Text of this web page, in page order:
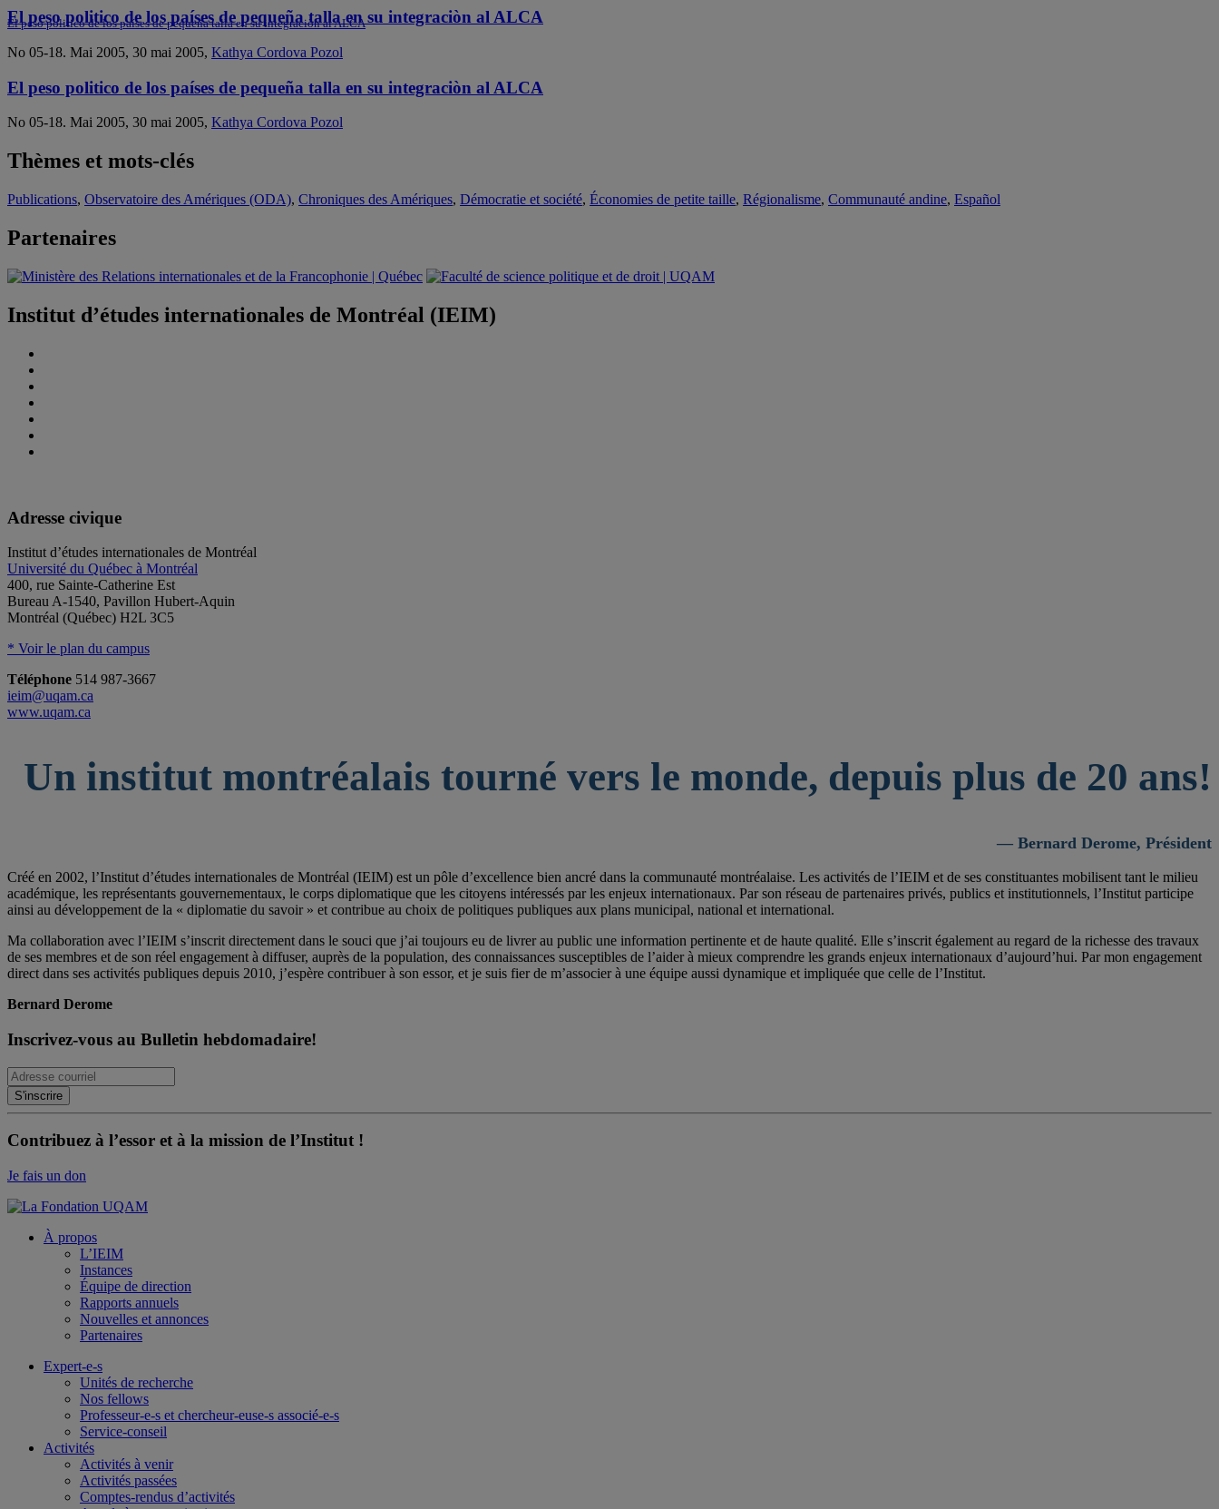
El peso politico de los países de pequeña talla en su integraciòn al ALCA
El peso politico de los países de pequeña talla en su integraciòn al ALCA
No 05-18. Mai 2005, 30 mai 2005, Kathya Cordova Pozol
El peso politico de los países de pequeña talla en su integraciòn al ALCA
No 05-18. Mai 2005, 30 mai 2005, Kathya Cordova Pozol
Thèmes et mots-clés
Publications, Observatoire des Amériques (ODA), Chroniques des Amériques, Démocratie et société, Économies de petite taille, Régionalisme, Communauté andine, Español
Partenaires
Institut d’études internationales de Montréal (IEIM)
Adresse civique
Institut d’études internationales de Montréal
Université du Québec à Montréal
400, rue Sainte-Catherine Est
Bureau A-1540, Pavillon Hubert-Aquin
Montréal (Québec) H2L 3C5
* Voir le plan du campus
Téléphone 514 987-3667
ieim@uqam.ca
www.uqam.ca
Un institut montréalais tourné vers le monde, depuis plus de 20 ans!
— Bernard Derome, Président
Créé en 2002, l’Institut d’études internationales de Montréal (IEIM) est un pôle d’excellence bien ancré dans la communauté montréalaise. Les activités de l’IEIM et de ses constituantes mobilisent tant le milieu
académique, les représentants gouvernementaux, le corps diplomatique que les citoyens intéressés par les enjeux internationaux. Par son réseau de partenaires privés, publics et institutionnels, l’Institut participe
ainsi au développement de la « diplomatie du savoir » et contribue au choix de politiques publiques aux plans municipal, national et international.
Ma collaboration avec l’IEIM s’inscrit directement dans le souci que j’ai toujours eu de livrer au public une information pertinente et de haute qualité. Elle s’inscrit également au regard de la richesse des travaux
de ses membres et de son réel engagement à diffuser, auprès de la population, des connaissances susceptibles de l’aider à mieux comprendre les grands enjeux internationaux d’aujourd’hui. Par mon engagement
direct dans ses activités publiques depuis 2010, j’espère contribuer à son essor, et je suis fier de m’associer à une équipe aussi dynamique et impliquée que celle de l’Institut.
Bernard Derome
Inscrivez-vous au Bulletin hebdomadaire!
Contribuez à l’essor et à la mission de l’Institut !
Je fais un don
À propos
L’IEIM
Instances
Équipe de direction
Rapports annuels
Nouvelles et annonces
Partenaires
Expert-e-s
Unités de recherche
Nos fellows
Professeur-e-s et chercheur-euse-s associé-e-s
Service-conseil
Activités
Activités à venir
Activités passées
Comptes-rendus d’activités